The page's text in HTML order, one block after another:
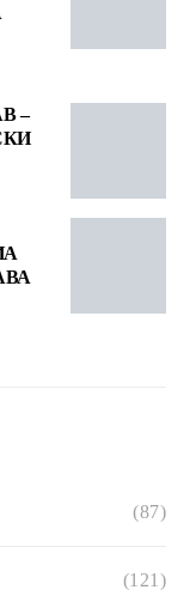
–
(87)
(121)